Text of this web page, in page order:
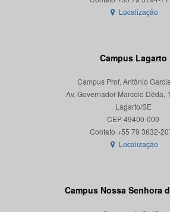
Localização
Campus Lagarto
Campus Prof. Antônio
Av. Governador Marcelo Déda,
Lagarto/SE
CEP 49400-000
Localização
Campus Nossa Senhora